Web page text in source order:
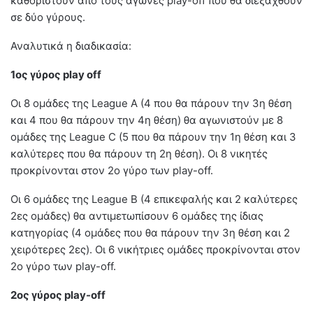
σε δύο γύρους.
Αναλυτικά η διαδικασία:
1ος γύρος play off
Οι 8 ομάδες της League A (4 που θα πάρουν την 3η θέση
και 4 που θα πάρουν την 4η θέση) θα αγωνιστούν με 8
ομάδες της League C (5 που θα πάρουν την 1η θέση και 3
καλύτερες που θα πάρουν τη 2η θέση). Oι 8 νικητές
προκρίνονται στον 2ο γύρο των play-off.
Οι 6 ομάδες της League B (4 επικεφαλής και 2 καλύτερες
2ες ομάδες) θα αντιμετωπίσουν 6 ομάδες της ίδιας
κατηγορίας (4 ομάδες που θα πάρουν την 3η θέση και 2
χειρότερες 2ες). Οι 6 νικήτριες ομάδες προκρίνονται στον
2ο γύρο των play-off.
2ος γύρος play-off